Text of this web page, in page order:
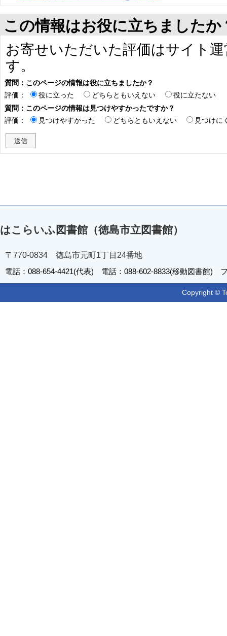
この情報はお役に立ちましたか
お寄せいただいた評価はサイト
す。
質問：このページの情報は役に立ちましたか？
評価：
役に立った どちらともいえない
役に立たない
質問：このページの情報は見つけやすかったですか？
評価：
見つけやすかった どちらともいえない 見つけに
はこらいふ図書館（徳島市立図書館）
〒770-0834 徳島市元町1丁目24番地
電話：088-654-4421(代表) 電話：088-602-8833(移動図書館)
Copyright ©